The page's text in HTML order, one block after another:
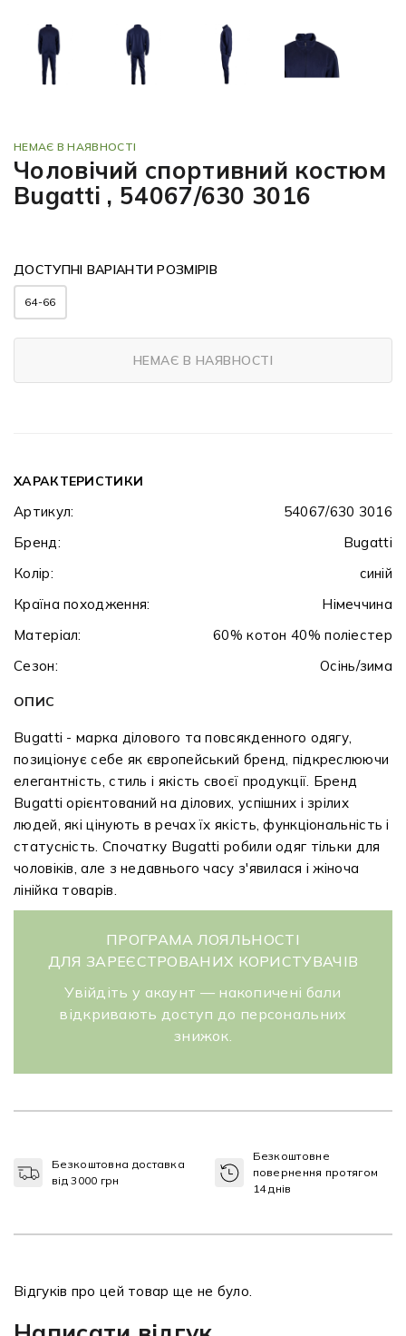
НЕМАЄ В НАЯВНОСТІ
Чоловічий спортивний костюм
Bugatti , 54067/630 3016
ДОСТУПНІ ВАРІАНТИ РОЗМІРІВ
64-66
НЕМАЄ В НАЯВНОСТІ
ХАРАКТЕРИСТИКИ
Артикул:
54067/630 3016
Бренд:
Bugatti
Колір:
синій
Країна походження:
Німеччина
Матеріал:
60% котон 40% поліестер
Сезон:
Осінь/зима
ОПИС
Bugatti - марка ділового та повсякденного одягу,
позиціонує себе як європейський бренд, підкреслюючи
елегантність, стиль і якість своєї продукції. Бренд
Bugatti орієнтований на ділових, успішних і зрілих
людей, які цінують в речах їх якість, функціональність і
статусність. Спочатку Bugatti робили одяг тільки для
чоловіків, але з недавнього часу з'явилася і жіноча
лінійка товарів.
ПРОГРАМА ЛОЯЛЬНОСТІ
ДЛЯ ЗАРЕЄСТРОВАНИХ КОРИСТУВАЧІВ
Увійдіть у акаунт — накопичені бали
відкривають доступ до персональних
знижок.
Безкоштовна доставка
від 3000 грн
Безкоштовне
повернення протягом
14 днів
Відгуків про цей товар ще не було.